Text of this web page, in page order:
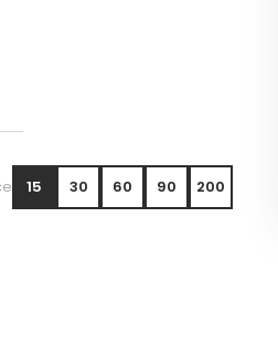
15 30 60 90 200